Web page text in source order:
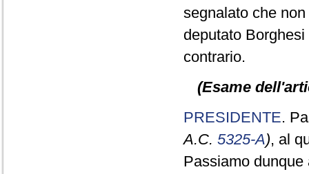
segnalato che
deputato
contrario.
(Esame
PRESIDENTE.
A.C. 5325-A), al
Passiamo dunque